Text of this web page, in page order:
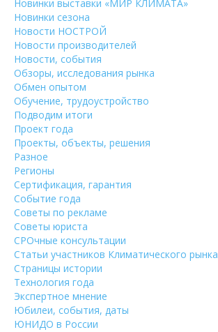
Новинки выставки «МИР КЛИМАТА»
Новинки сезона
Новости НОСТРОЙ
Новости производителей
Новости, события
Обзоры, исследования рынка
Обмен опытом
Обучение, трудоустройство
Подводим итоги
Проект года
Проекты, объекты, решения
Разное
Регионы
Сертификация, гарантия
Событие года
Советы по рекламе
Советы юриста
СРОчные консультации
Статьи участников Климатического рынка
Страницы истории
Технология года
Экспертное мнение
Юбилеи, события, даты
ЮНИДО в России